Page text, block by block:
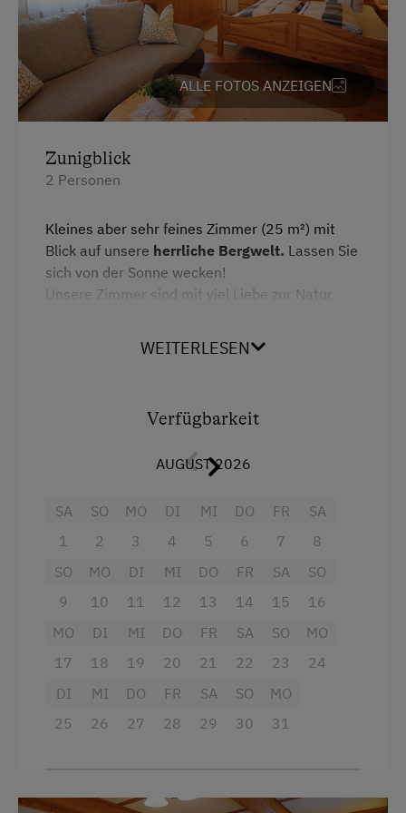
Garten/Wiese
Hausgarten
Hofeigene Produkte
Kinder-Ausstattung
Kinder sind willkommen
Kinderspielplatz
Spielzeug
Ausstattung der Wohneinheit
Ferienwohnung mit Frühstück
Kaffeemaschine
Terrasse
Verpflegung
Vollwert/Biokost
Übernachtung mit Frühstück
ALLE FOTOS ANZEIGEN
Zunigblick
2 Personen
Kleines aber sehr feines Zimmer (25 m²) mit
Blick auf unsere herrliche Bergwelt. Lassen Sie
sich von der Sonne wecken!
Unsere Zimmer sind mit viel Liebe zur Natur
Dusche
Heizung
Toilette
Wasserkocher
WEITERLESEN
Verfügbarkeit
AUGUST 2026
SA
1
SO
2
MO
3
DI
4
MI
5
DO
6
FR
7
SA
8
SO
9
MO
10
DI
11
MI
12
DO
13
FR
14
SA
15
SO
16
MO
17
DI
18
MI
19
DO
20
FR
21
SA
22
SO
23
MO
24
DI
25
MI
26
DO
27
FR
28
SA
29
SO
30
MO
31